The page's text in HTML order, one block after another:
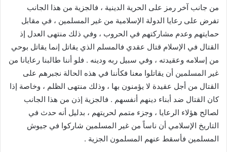
من جانب آخر رمز على الحرية الدينية ، فالجزية من هذا الجانب
تفرض على رعايا الدولة الإسلامية من غير المسلمين ، في مقابل
حمايتهم وعدم مشاركتهم في الحروب ، وفي ذلك منتهى العدل إذ
القتال في الإسلام قتال عقدي فالمسلم الذي يقاتل إنما يقاتل بوحي
من إسلامه وعقيدته ، وفي سبيل ربه ودينه . فلو أننا طالبنا رعايانا من
غير المسلمين أن يقاتلوا معنا فكأننا في هذه الحالة نجبرهم على
القتال من أجل عقيدة لا يؤمنون بها ، وذلك منتهى الظلم ، وخاصة إذا
كان القتال ضد أبناء دينهم أنفسهم . فالجزية إذن من هذا الجانب
لصالح هؤلاء الرعايا ، وجزء متمم لحريتهم ، بدليل أنه حدث في
التاريخ الإسلامي أن ناساً من غير المسلمين شاركوا في جيوش
المسلمين فأسقط عنهم المسلمون الجزية .